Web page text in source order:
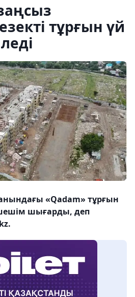
тұрғын үй
«Qadam» тұрғын
шығарды, деп